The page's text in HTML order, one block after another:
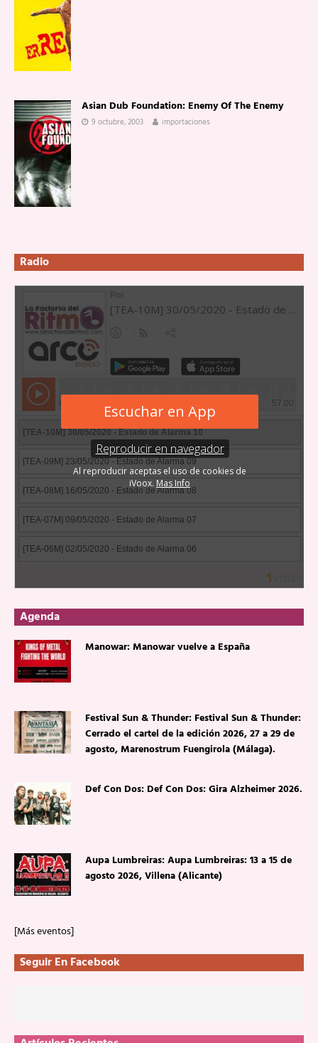
Asian Dub Foundation: Enemy Of The Enemy
9 octubre, 2003 importaciones
Radio
Agenda
Manowar: Manowar vuelve a España
Festival Sun & Thunder: Festival Sun & Thunder:
Cerrado el cartel de la edición 2026, 27 a 29 de
agosto, Marenostrum Fuengirola (Málaga).
Def Con Dos: Def Con Dos: Gira Alzheimer 2026.
Aupa Lumbreiras: Aupa Lumbreiras: 13 a 15 de
agosto 2026, Villena (Alicante)
[Más eventos]
Seguir En Facebook